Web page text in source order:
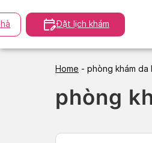
to
content
Đặt lịch khám
Home - phòng khám da
phòng